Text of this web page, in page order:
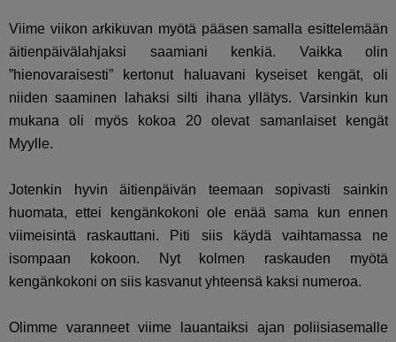
Viime viikon arkikuvan myötä pääsen samalla esittelemään
äitienpäivälahjaksi saamiani kenkiä. Vaikka olin
”hienovaraisesti” kertonut haluavani kyseiset kengät, oli
niiden saaminen lahaksi silti ihana yllätys. Varsinkin kun
mukana oli myös kokoa 20 olevat samanlaiset kengät
Myylle.
Jotenkin hyvin äitienpäivän teemaan sopivasti sainkin
huomata, ettei kengänkokoni ole enää sama kun ennen
viimeisintä raskauttani. Piti siis käydä vaihtamassa ne
isompaan kokoon. Nyt kolmen raskauden myötä
kengänkokoni on siis kasvanut yhteensä kaksi numeroa.
Olimme varanneet viime lauantaiksi ajan poliisiasemalle